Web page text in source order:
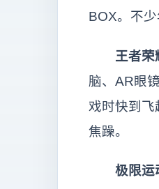
BOX。不
王者荣
脑、AR眼
戏时快到
焦躁。
极限运